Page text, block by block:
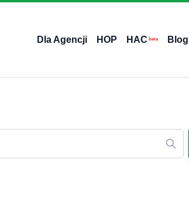
Dla Agencji HOP HAC beta Blog